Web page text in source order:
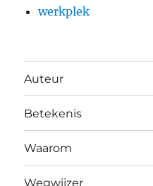
werkplek
Auteur
Betekenis
Waarom
Wegwijzer